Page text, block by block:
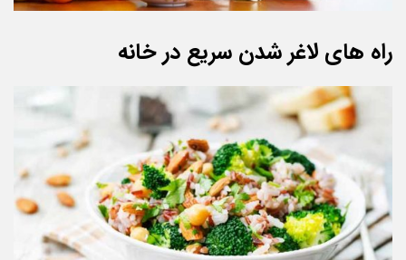
راه های لاغر شدن سریع در خانه